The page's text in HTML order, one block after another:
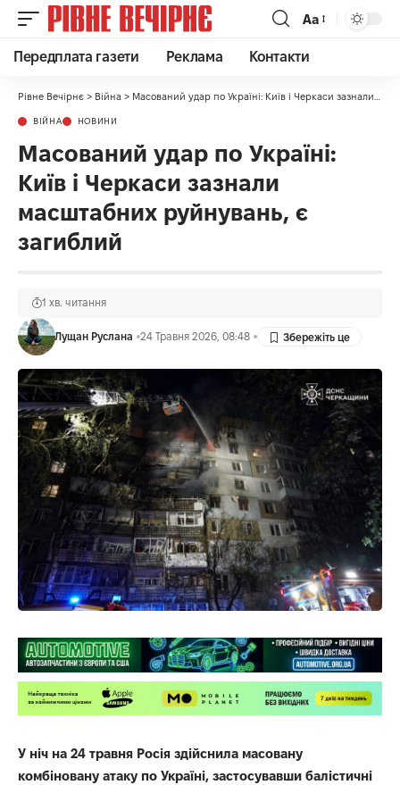
Аа
Передплата газети Реклама Контакти
Рівне Вечірнє > Війна > Масований удар по Україні: Київ і Черкаси зазнали масштабних руйнувань, є загиблий
ВІЙНА НОВИНИ
Масований удар по Україні:
Київ і Черкаси зазнали
масштабних руйнувань, є
загиблий
Лущан Руслана 24 Травня 2026, 08:48
1 хв. читання
У ніч на 24 травня Росія здійснила масовану
комбіновану атаку по Україні, застосувавши балістичні